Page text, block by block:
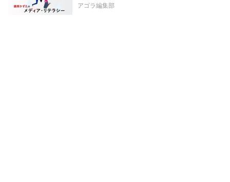
アゴラ編集部